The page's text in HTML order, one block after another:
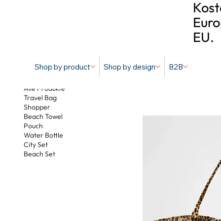
Shop by product Shop by design B2B
EU.
Alle Produkte
Travel Bag
Shopper
Beach Towel
Pouch
Water Bottle
City Set
Beach Set
Startseite